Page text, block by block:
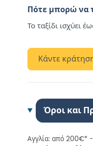
Πότε μπορώ να
Το ταξίδι ισχύει
Κάντε
Όροι και
Αγγλία: από 200€* -